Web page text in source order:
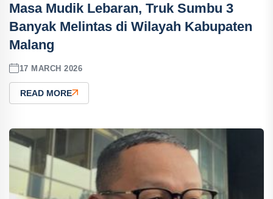
Masa Mudik Lebaran, Truk Sumbu 3
Banyak Melintas di Wilayah Kabupaten
Malang
17 MARCH 2026
READ MORE